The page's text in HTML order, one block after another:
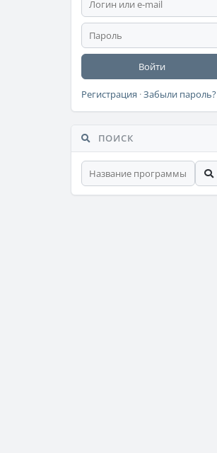
Войти
Регистрация ·Забыли пароль?
ПОИСК